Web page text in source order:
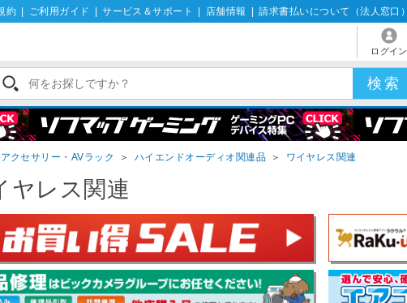
約 ご利用ガイド サービス＆サポート 店舗情報 請求書払いについて（法人窓口）
ログイン
クセサリー・AVラック ＞ ハイエンドオーディオ関連品 ＞ ワイヤレス関連
ヤレス関連